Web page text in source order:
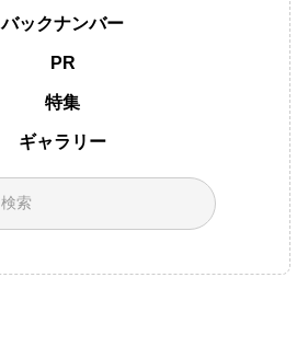
バックナンバー
PR
特集
ギャラリー